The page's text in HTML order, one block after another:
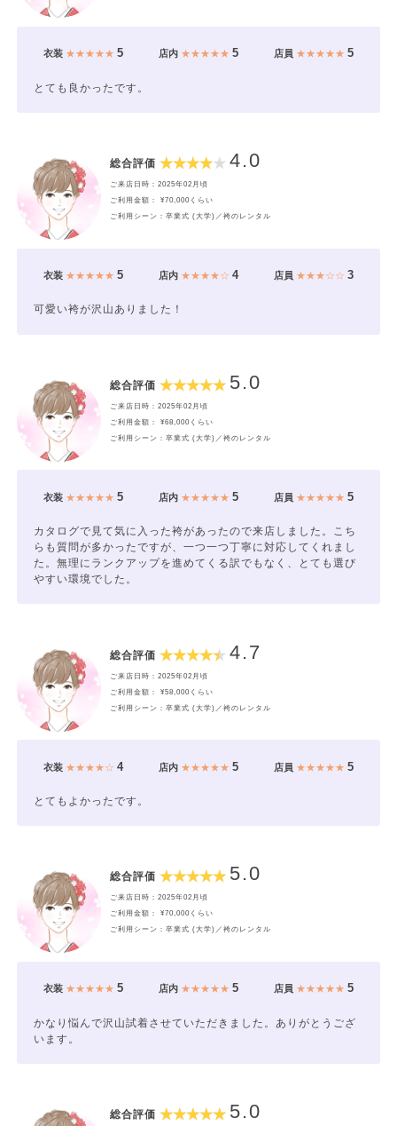
衣装★★★★★ 5 店内★★★★★ 5 店員 ★★★★★5
とても良かったです。
総合評価 4.0
ご来店日時：2025年02月頃
ご利用金額： ¥70,000くらい
ご利用シーン：卒業式 (大学)／袴のレンタル
衣装★★★★★ 5 店内★★★★☆ 4 店員 ★★★☆☆3
可愛い袴が沢山ありました！
総合評価 5.0
ご来店日時：2025年02月頃
ご利用金額： ¥68,000くらい
ご利用シーン：卒業式 (大学)／袴のレンタル
衣装★★★★★ 5 店内★★★★★ 5 店員 ★★★★★5
カタログで見て気に入った袴があったので来店しました。こち
らも質問が多かったですが、一つ一つ丁寧に対応してくれまし
た。無理にランクアップを進めてくる訳でもなく、とても選び
やすい環境でした。
総合評価 4.7
ご来店日時：2025年02月頃
ご利用金額： ¥58,000くらい
ご利用シーン：卒業式 (大学)／袴のレンタル
衣装★★★★☆ 4 店内★★★★★ 5 店員 ★★★★★5
とてもよかったです。
総合評価 5.0
ご来店日時：2025年02月頃
ご利用金額： ¥70,000くらい
ご利用シーン：卒業式 (大学)／袴のレンタル
衣装★★★★★ 5 店内★★★★★ 5 店員 ★★★★★5
かなり悩んで沢山試着させていただきました。ありがとうござ
います。
総合評価 5.0